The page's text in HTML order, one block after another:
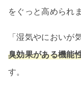
をぐっと高められ
「湿気やにおいが
臭効果がある機能
す。